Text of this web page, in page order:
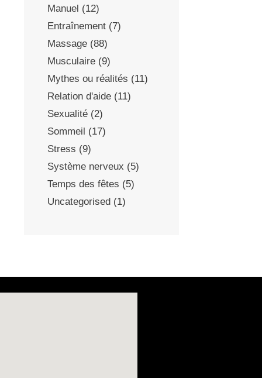
Manuel (12)
Entraînement (7)
Massage (88)
Musculaire (9)
Mythes ou réalités (11)
Relation d'aide (11)
Sexualité (2)
Sommeil (17)
Stress (9)
Système nerveux (5)
Temps des fêtes (5)
Uncategorised (1)